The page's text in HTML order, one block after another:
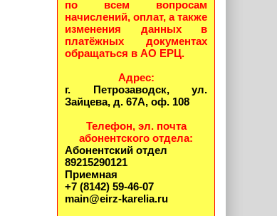
по всем вопросам
начислений, оплат, а также
изменения данных в
платёжных документах
обращаться в АО ЕРЦ.
Адрес:
г. Петрозаводск, ул.
Зайцева, д. 67А, оф. 108
Телефон, эл. почта
абонентского отдела:
Абонентский отдел
89215290121
Приемная
+7 (8142) 59-46-07
main@eirz-karelia.ru